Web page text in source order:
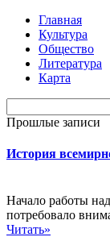
Главная
Культура
Общество
Литература
Карта
Прошлые записи
История
Начало работы
потребовало
Читать»